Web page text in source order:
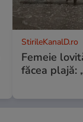
StirileKanalD.ro
Femeie
făcea plajă: